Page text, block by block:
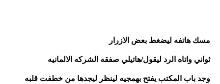
مسك هاتفه ليضغط بعض الازرار
ثواني واتاه الرد ليقول/هاتيلي صفقه الشركه الالمانيه
وجد باب المكتب يفتح بهمجيه لينظر ليجدها من خطفت قلبه